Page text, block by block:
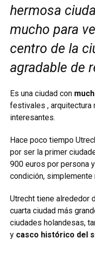
hermosa
mucho para
centro de la
agradable de
Es una ciudad con
festivales , arquitectura
interesantes.
Hace poco tiempo
por ser la primer
900 euros por persona
condición, simplemente
Utrecht tiene alrededor
cuarta ciudad más
ciudades holandesas,
y casco histórico del